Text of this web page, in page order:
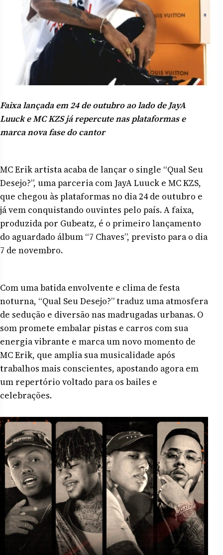
Faixa lançada em 24 de outubro ao lado de JayA
Luuck e MC KZS já repercute nas plataformas e
marca nova fase do cantor
MC Erik artista acaba de lançar o single “Qual Seu
Desejo?”, uma parceria com JayA Luuck e MC KZS,
que chegou às plataformas no dia 24 de outubro e
já vem conquistando ouvintes pelo país. A faixa,
produzida por Gubeatz, é o primeiro lançamento
do aguardado álbum “7 Chaves”, previsto para o dia
7 de novembro.
Com uma batida envolvente e clima de festa
noturna, “Qual Seu Desejo?” traduz uma atmosfera
de sedução e diversão nas madrugadas urbanas. O
som promete embalar pistas e carros com sua
energia vibrante e marca um novo momento de
MC Erik, que amplia sua musicalidade após
trabalhos mais conscientes, apostando agora em
um repertório voltado para os bailes e
celebrações.